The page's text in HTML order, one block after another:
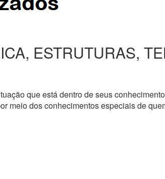
ESTRUTURAS,
que está dentro de seus
meio dos conhecimentos especiais de